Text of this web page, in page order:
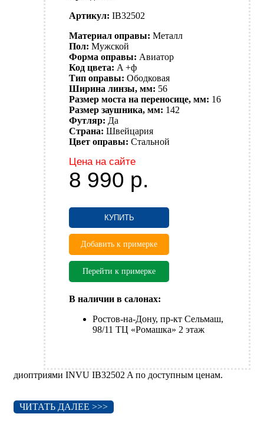
Артикул: IB32502
Материал оправы: Металл
Пол: Мужской
Форма оправы: Авиатор
Код цвета: A +ф
Тип оправы: Ободковая
Ширина линзы, мм: 56
Размер моста на переносице, мм: 16
Размер заушника, мм: 142
Футляр: Да
Страна: Швейцария
Цвет оправы: Стальной
Цена на сайте
8 990 р.
КУПИТЬ
Добавить к примерке
Перейти к примерке
В наличии в салонах:
Ростов-на-Дону, пр-кт Сельмаш,
98/11 ТЦ «Ромашка» 2 этаж
диоптриями INVU IB32502 A по доступным ценам.
ЧИТАТЬ ДАЛЕЕ >>>